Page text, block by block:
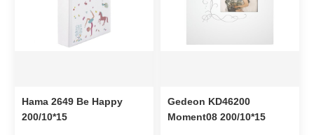
Hama 2649 Be Happy
200/10*15
Gedeon KD46200
Moment08 200/10*15